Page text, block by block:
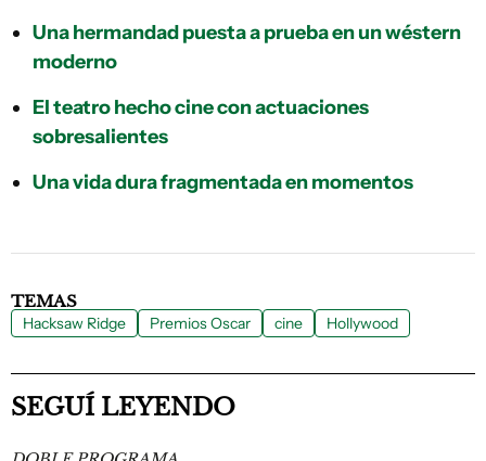
Una hermandad puesta a prueba en un wéstern
moderno
El teatro hecho cine con actuaciones
sobresalientes
Una vida dura fragmentada en momentos
TEMAS
Hacksaw Ridge Premios Oscar cine Hollywood
SEGUÍ LEYENDO